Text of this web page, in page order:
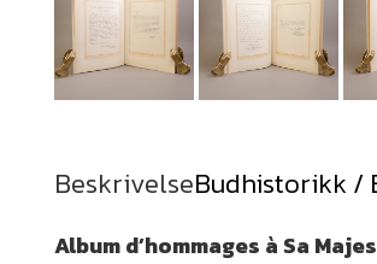
BeskrivelseBudhistorikk /
Album d’hommages à Sa